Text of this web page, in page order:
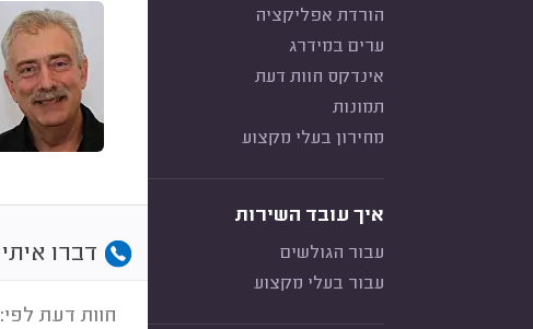
הורדת אפליקציה
ערים במידרג
אינדקס חוות דעת
תמונות
מחירון בעלי מקצוע
איך עובד השירות
עבור הגולשים
עבור בעלי מקצוע
דברו איתי
חוות דעת לפי: